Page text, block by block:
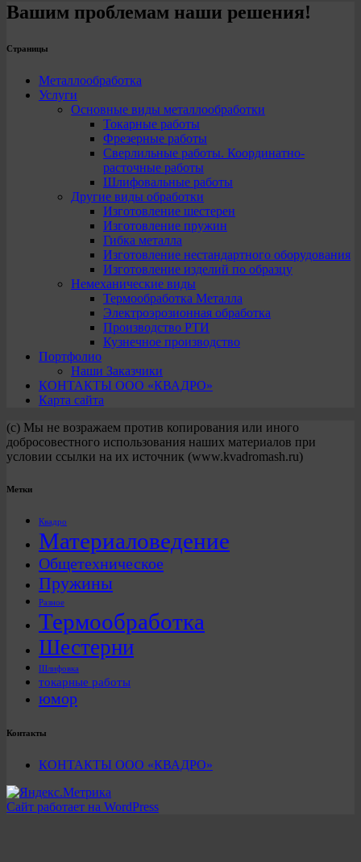
Вашим проблемам наши решения!
Страницы
Металлообработка
Услуги
Основные виды металлообработки
Токарные работы
Фрезерные работы
Сверлильные работы. Координатно-
расточные работы
Шлифовальные работы
Другие виды обработки
Изготовление шестерен
Изготовление пружин
Гибка металла
Изготовление нестандартного оборудования
Изготовление изделий по образцу
Немеханические виды
Термообработка Металла
Электроэрозионная обработка
Производство РТИ
Кузнечное производство
Портфолио
Наши Заказчики
КОНТАКТЫ ООО «КВАДРО»
Карта сайта
(с) Мы не возражаем против копирования или иного
добросовестного использования наших материалов при
условии ссылки на их источник (www.kvadromash.ru)
Метки
Квадро
Материаловедение
Общетехническое
Пружины
Разное
Термообработка
Шестерни
Шлифовка
токарные работы
юмор
Контакты
КОНТАКТЫ ООО «КВАДРО»
Сайт работает на WordPress